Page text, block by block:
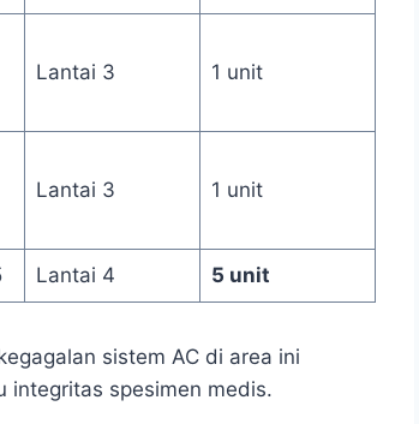
Lantai 3 1 unit
Lantai 3 1 unit
Lantai 4 5 unit
sistem AC di area ini
integritas spesimen medis.